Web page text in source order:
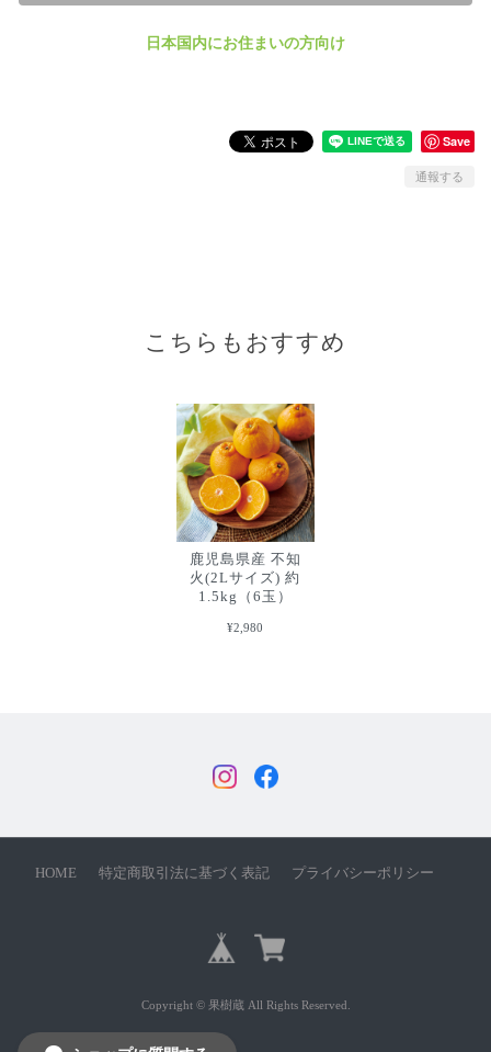
日本国内にお住まいの方向け
Save
通報する
こちらもおすすめ
鹿児島県産 不知
火(2Lサイズ) 約
1.5kg（6玉）
¥2,980
HOME 特定商取引法に基づく表記 プライバシーポリシー
Copyright © 果樹蔵 All Rights Reserved.